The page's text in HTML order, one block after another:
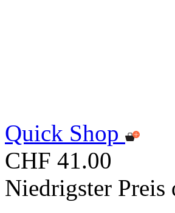
Quick Shop
CHF 41.00
Niedrigster Preis